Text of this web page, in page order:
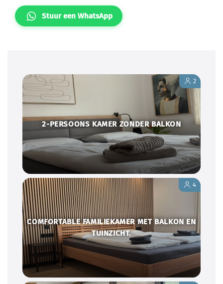
Stuur een WhatsApp
2-PERSOONS KAMER ZONDER BALKON
2
COMFORTABLE FAMILIEKAMER MET BALKON EN
TUINZICHT.
4